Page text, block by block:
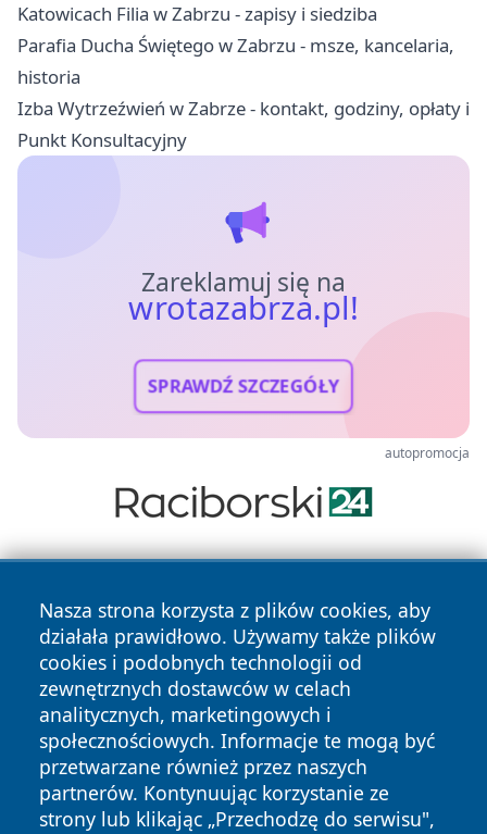
Katowicach Filia w Zabrzu - zapisy i siedziba
Parafia Ducha Świętego w Zabrzu - msze, kancelaria,
historia
Izba Wytrzeźwień w Zabrze - kontakt, godziny, opłaty i
Punkt Konsultacyjny
Zareklamuj się na
wrotazabrza.pl!
SPRAWDŹ SZCZEGÓŁY
autopromocja
Nasza strona korzysta z plików cookies, aby
działała prawidłowo. Używamy także plików
cookies i podobnych technologii od
zewnętrznych dostawców w celach
analitycznych, marketingowych i
społecznościowych. Informacje te mogą być
przetwarzane również przez naszych
partnerów. Kontynuując korzystanie ze
strony lub klikając „Przechodzę do serwisu",
Copyright © 2026 wrotazabrza.pl Wszystkie prawa
zastrzeżone.
News Autorzy
Polityka
Prywatności
Polityka
Cookies